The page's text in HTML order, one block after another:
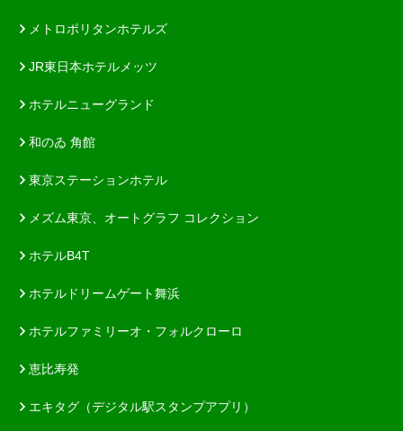
メトロポリタンホテルズ
JR東日本ホテルメッツ
ホテルニューグランド
和のゐ 角館
東京ステーションホテル
メズム東京、オートグラフ コレクション
ホテルB4T
ホテルドリームゲート舞浜
ホテルファミリーオ・フォルクローロ
恵比寿発
エキタグ（デジタル駅スタンプアプリ）